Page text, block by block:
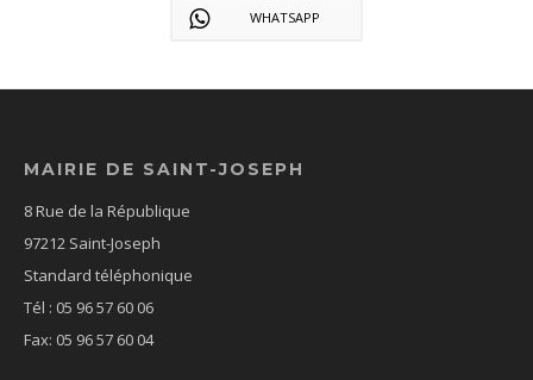
WHATSAPP
MAIRIE DE SAINT-JOSEPH
8 Rue de la République
97212 Saint-Joseph
Standard téléphonique
Tél : 05 96 57 60 06
Fax: 05 96 57 60 04